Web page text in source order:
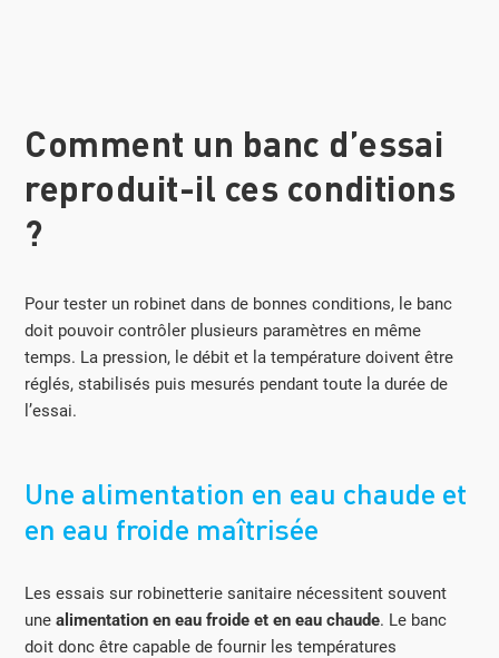
Comment un banc d’essai
reproduit-il ces conditions
?
Pour tester un robinet dans de bonnes conditions, le banc
doit pouvoir contrôler plusieurs paramètres en même
temps. La pression, le débit et la température doivent être
réglés, stabilisés puis mesurés pendant toute la durée de
l’essai.
Une alimentation en eau chaude et
en eau froide maîtrisée
Les essais sur robinetterie sanitaire nécessitent souvent
unealimentation en eau froide et en eau chaude. Le banc
doit donc être capable de fournir les températures